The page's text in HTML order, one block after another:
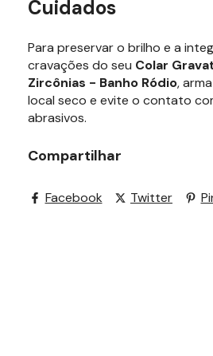
Cuidados
Para preservar o brilho e a
cravações do seu Colar
Zircônias - Banho Ródio,
local seco e evite o contato
abrasivos.
Compartilhar
Facebook Twitter